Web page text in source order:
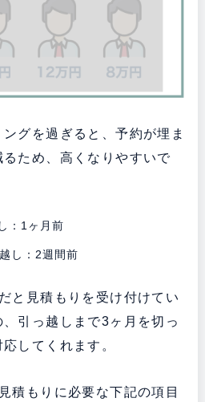
グを過ぎると、予約が埋ま
ため、高くなりやすいで
：1ヶ月前
し：2週間前
と見積もりを受け付けてい
引っ越しまで3ヶ月を切っ
してくれます。
積もりに必要な下記の項目